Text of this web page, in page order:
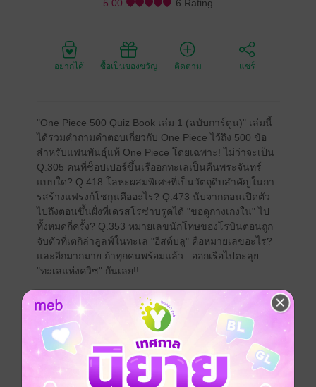
5.00 6 Rating
อยากได้ ซื้อเป็นของขวัญ ติดตาม แชร์
"One Piece 500 Quiz Book เล่ม 1 (ฉบับการ์ตูน)" เล่มนี้
ได้รวมคำถามคำตอบเกี่ยวกับ One Piece ไว้ถึง 500 ข้อ
สำหรับแฟนพันธุ์แท้ One Piece โดยเฉพาะ! ไม่ว่าจะเป็น
Q.305 คนที่ช็อปเปอร์ขึ้นเรืออกทะเลเป็นคืนพระจันทร์
แบบใด? Q.418 โลหะผสมพิเศษที่เป็นวัตถุดิบสำคัญในกา
รสร้างแฟรงก์โชกุนคืออะไร? Q.473 นับจากตอนเปิดตัว
ไปถึงตอนขึ้นฝั่งที่เดรสโรซ่าบรูคได้ "ขอดูกางเกงใน" ไป
ทั้งหมดกี่ครั้ง? Q.353 หมายเลขนักโทษของโรบินตอนถูก
จับตัวที่เตกิล่าลูลฟ์ในทะเล "อีสต์บลู" คือหมายเลขอะไร?
และอีกมากมาย ถ้าทุกคนพร้อมแล้ว...ออกเรือไปตะลุย
"ทะเลแห่งควิซ" กันเลย!!
การ์ตูนญี่ปุ่น แอกชัน ผจญภัย แฟนตาซี
ซีรีส์ One Piece วันพีซ 500 Quiz Book
ประเภทไฟล์